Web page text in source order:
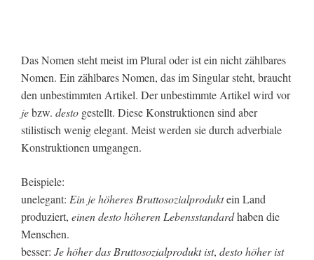
Das Nomen steht meist im Plural oder ist ein nicht zählbares
Nomen. Ein zählbares Nomen, das im Singular steht, braucht
den unbestimmten Artikel. Der unbestimmte Artikel wird vor
jebzw. desto gestellt. Diese Konstruktionen sind aber
stilistisch wenig elegant. Meist werden sie durch adverbiale
Konstruktionen umgangen.
Beispiele:
unelegant: Ein je höheres Bruttosozialproduktein Land
produziert, einen desto höheren Lebensstandardhaben die
Menschen.
besser: Je höher das Bruttosozialprodukt ist, desto höher ist